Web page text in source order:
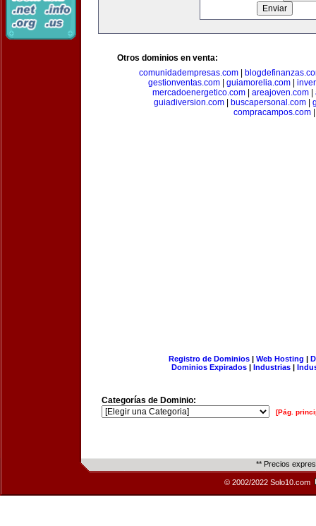
Otros dominios en venta:
comunidadempresas.com|
gestionventas.com| guiamorelia.com|
mercadoenergetico.com| areajoven.com|
guiadiversion.com| buscapersonal.com|
compracampos.com
Registro de Dominios| Web Hosting |
Dominios Expirados | Industrias |
Categorías de Dominio:
[Pág.
** Precios
© 2002/2022 Solo10.com